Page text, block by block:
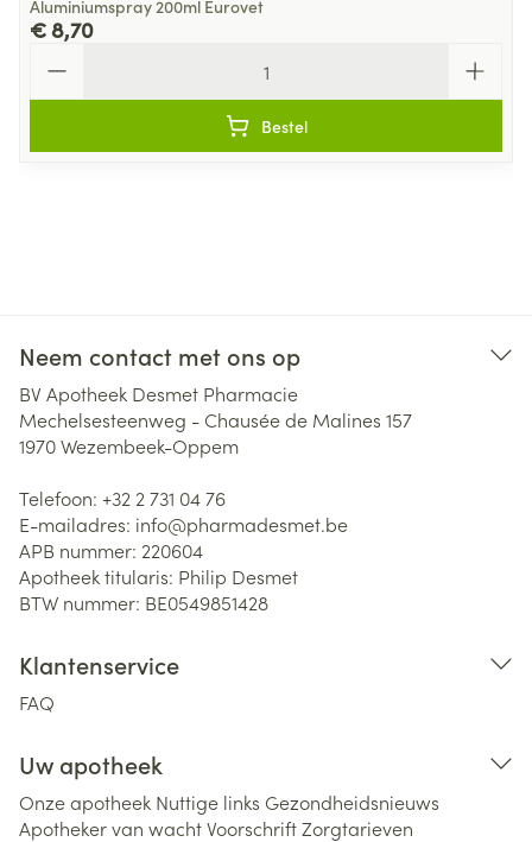
Aluminiumspray 200ml Eurovet
€ 8,70
Bestel
Neem contact met ons op
BV Apotheek Desmet Pharmacie
Mechelsesteenweg - Chausée de Malines 157
1970Wezembeek-Oppem
Telefoon: +32 2 731 04 76
E-mailadres: info@pharmadesmet.be
APB nummer: 220604
Apotheek titularis: Philip Desmet
BTW nummer: BE0549851428
Klantenservice
FAQ
Uw apotheek
Onze apotheek Nuttige links Gezondheidsnieuws
Apotheker van wachtVoorschriftZorgtarieven